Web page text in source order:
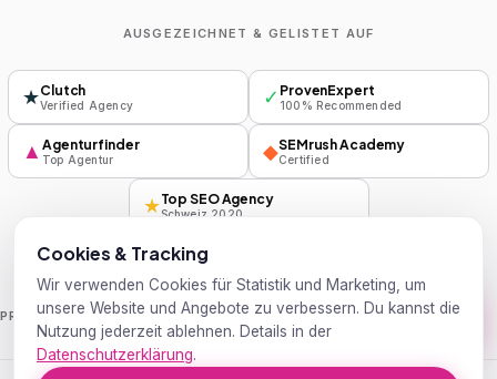
AUSGEZEICHNET & GELISTET AUF
★Clutch
Verified Agency ✓ ProvenExpert
100% Recommended
▲ Agenturfinder
Top Agentur ◆SEMrush Academy
Certified
★Top SEO Agency
Schweiz 2020
PRESSEHandelsblatt Wirtschaftswoche
Cookies & Tracking
Wir verwenden Cookies für Statistik und Marketing, um
unsere Website und Angebote zu verbessern. Du kannst die
Nutzung jederzeit ablehnen. Details in der
Datenschutzerklärung.